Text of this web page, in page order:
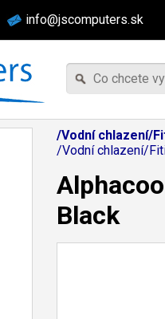
info@jscomputers.sk
/Vodní chlazení/
/Vodní chlazení/
Black